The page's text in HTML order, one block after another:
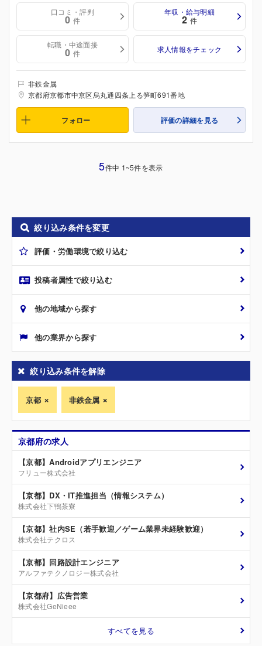
口コミ・評判
0 件
年収・給与明細
2 件
転職・中途面接
0 件 求人情報をチェック
非鉄金属
京都府京都市中京区烏丸通四条上る笋町691番地
フォロー 評価の詳細を見る
5件中 1~5件を表示
絞り込み条件を変更
評価・労働環境で絞り込む
投稿者属性で絞り込む
他の地域から探す
他の業界から探す
絞り込み条件を解除
京都 非鉄金属
京都府の求人
【京都】Androidアプリエンジニア
フリュー株式会社
【京都】DX・IT推進担当（情報システム）
株式会社下鴨茶寮
【京都】社内SE（若手歓迎／ゲーム業界未経験歓迎）
株式会社テクロス
【京都】回路設計エンジニア
アルファテクノロジー株式会社
【京都府】広告営業
株式会社GeNieee
すべてを見る